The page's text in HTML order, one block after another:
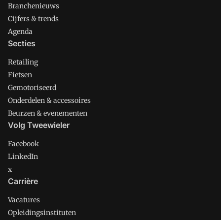
Branchenieuws
Cijfers & trends
Agenda
Secties
Retailing
Fietsen
Gemotoriseerd
Onderdelen & accessoires
Beurzen & evenementen
Volg Tweewieler
Facebook
LinkedIn
x
Carrière
Vacatures
Opleidingsinstituten